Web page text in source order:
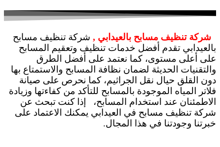
شركة تنظيف مسابح بالعيدابي , شركة تنظيف مسابح
بالعيدابي تقدم أفضل خدمات تنظيف وتعقيم المسابح
على أعلى مستوى، كما نعتمد على أفضل الطرق
والتقنيات الحديثة لضمان نظافة المسابح والاستمتاع بها
دون القلق حيال نقل الجراثيم، كما نحرص على صيانة
فلاتر المياه الموجودة بالمسابح للتأكد من كفاءتها وزيادة
الاطمئنان عند استخدام المسابح، إذا كنت تبحث عن
شركة تنظيف مسابح في العيدابي يمكنك الاعتماد على
خبرتنا وجودتنا في هذا المجال.